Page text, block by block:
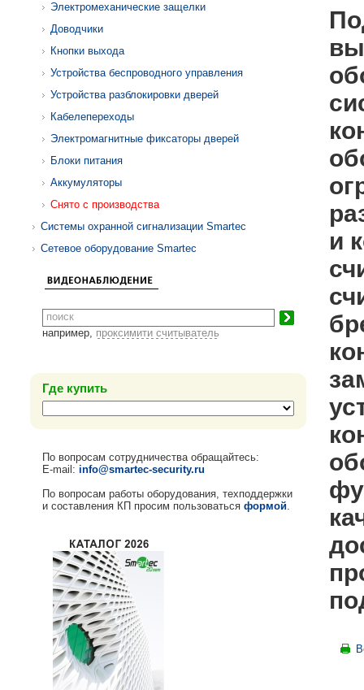
Электромеханические защелки
Доводчики
Кнопки выхода
Устройства беспроводного управления
Устройства разблокировки дверей
Кабелепереходы
Электромагнитные фиксаторы дверей
Блоки питания
Аккумуляторы
Снято с производства
Системы охранной сигнализации Smartec
Сетевое оборудование Smartec
например, проксимити считыватель
Где купить
По вопросам сотрудничества обращайтесь:
E-mail: info@smartec-security.ru
По вопросам работы оборудования, техподдержки
и составления КП просим пользоваться формой
и